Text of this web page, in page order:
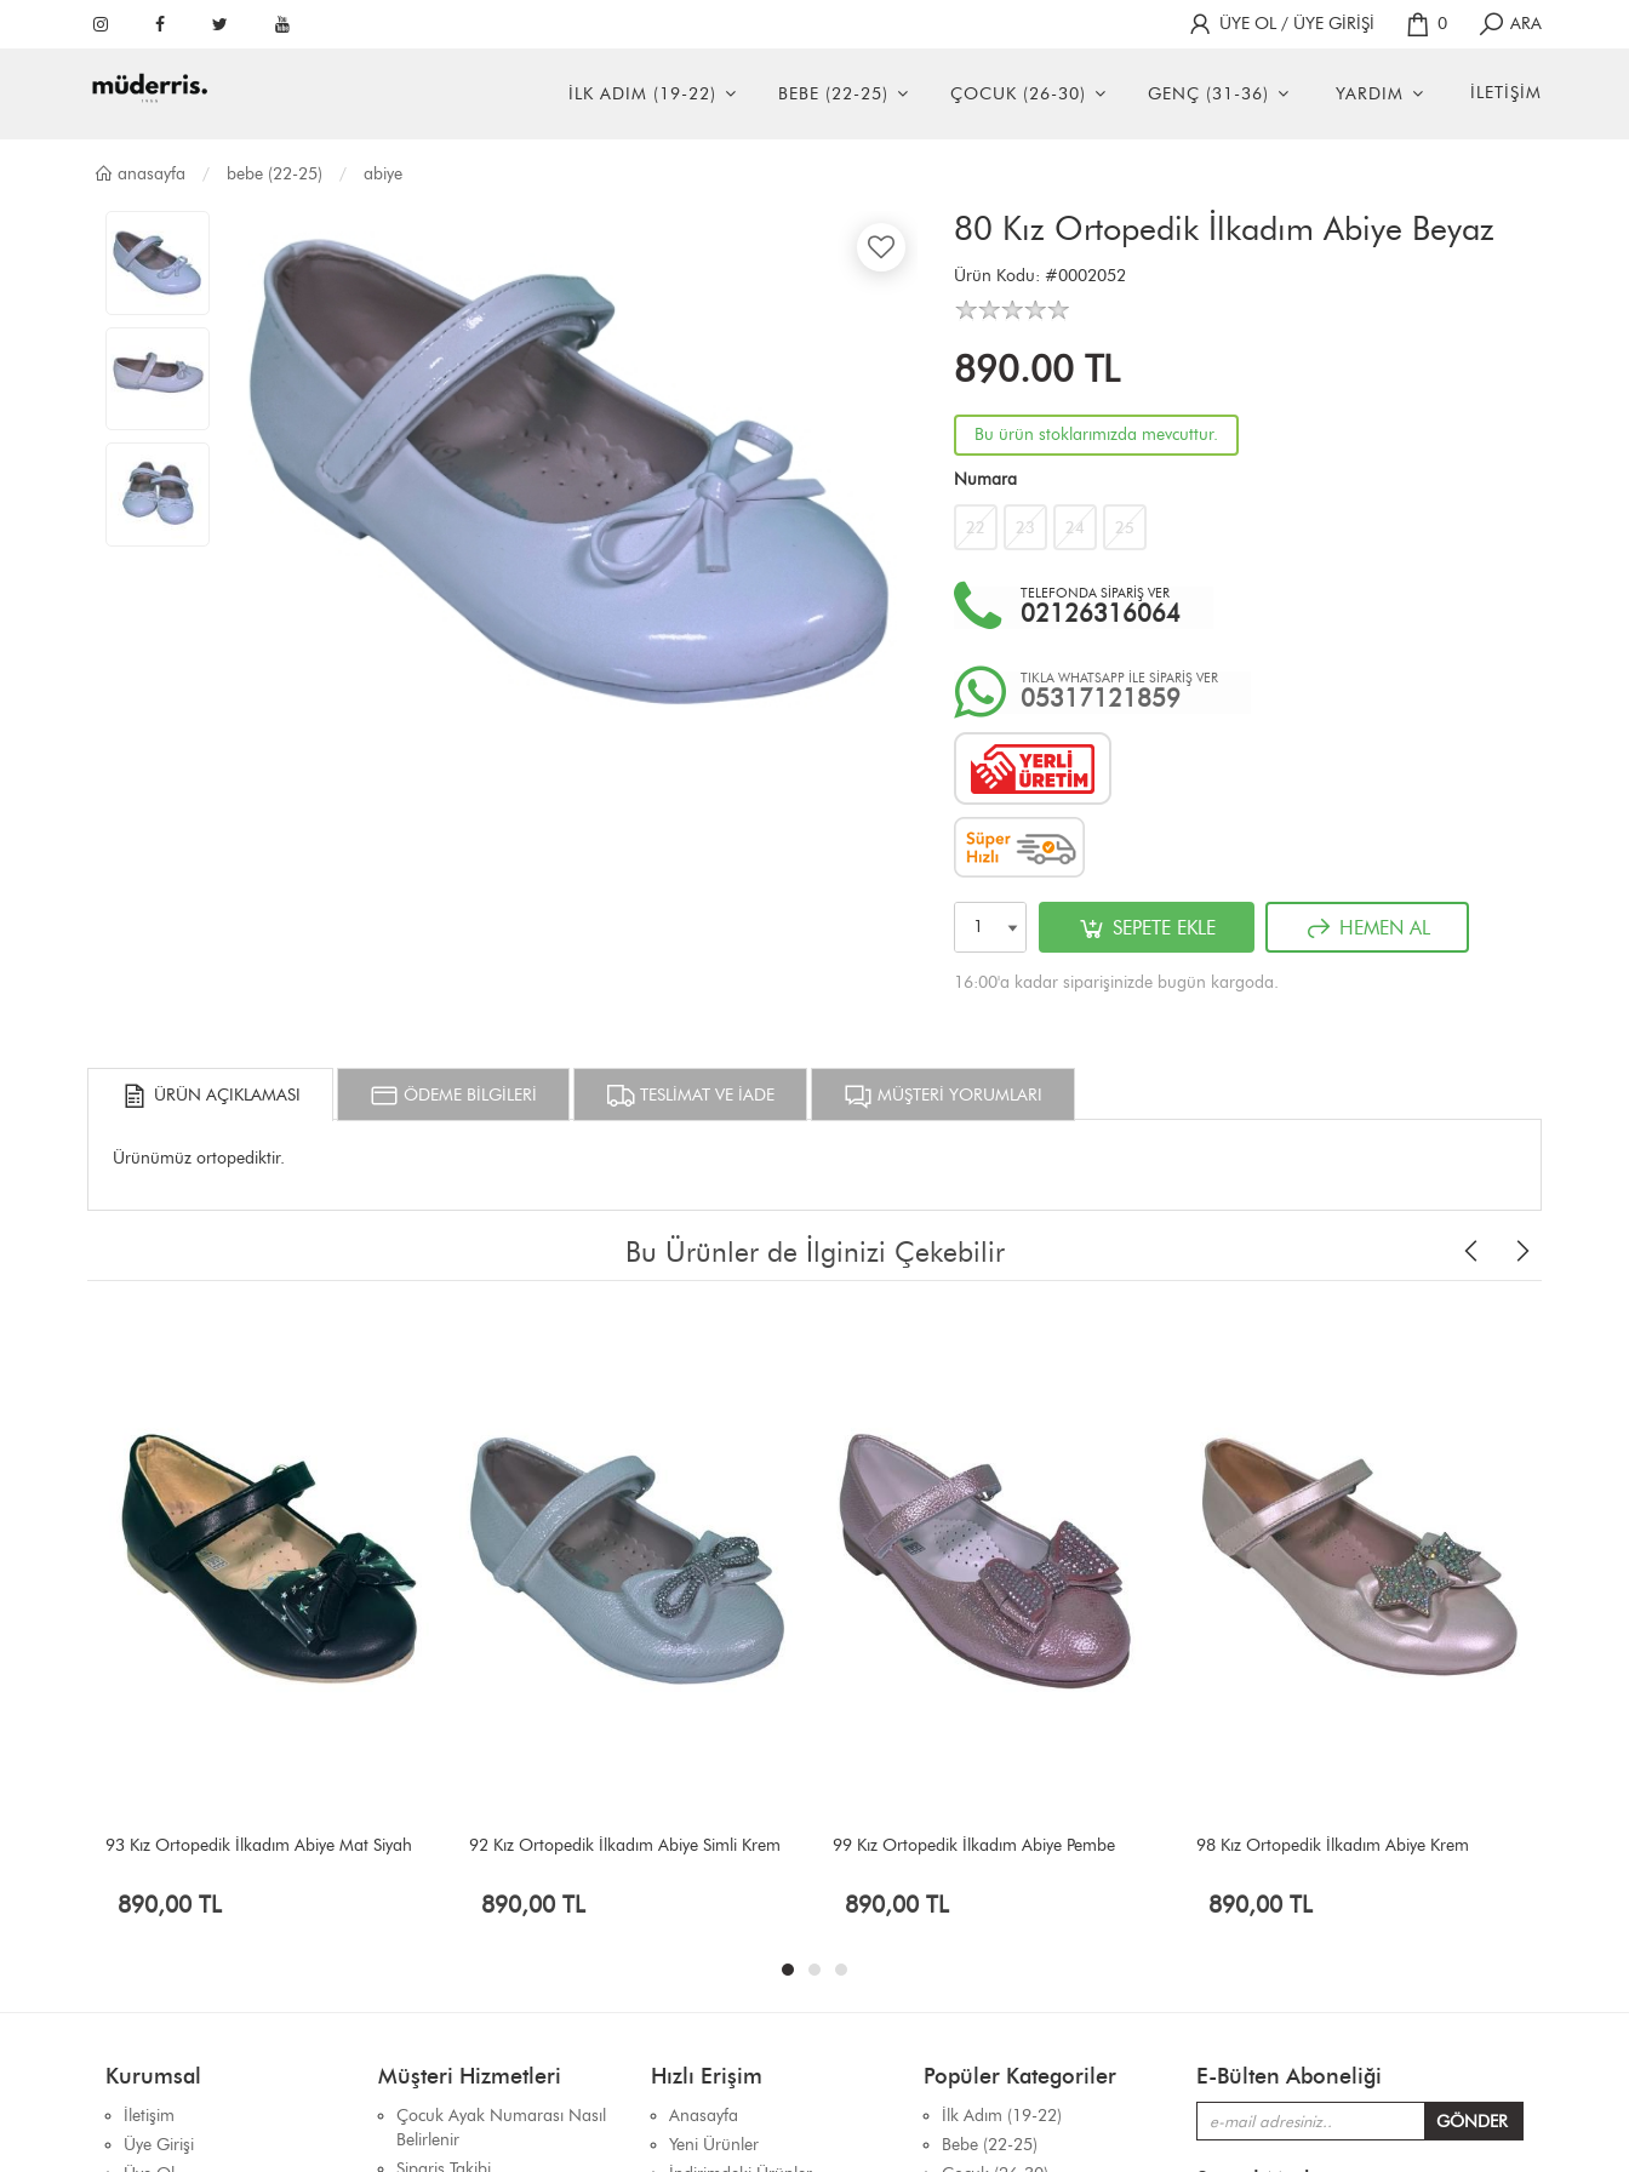
ÜYE OL / ÜYE GİRİŞİ 0 ARA
İLK ADIM (19-22) BEBE (22-25) ÇOCUK (26-30) GENÇ (31-36) YARDIM İLETİŞİM
anasayfa bebe (22-25) abiye
80 Kız Ortopedik İlkadım Abiye Beyaz
Ürün Kodu: #0002052
890.00 TL
Bu ürün stoklarımızda mevcuttur.
Numara
22 23 24 25
TELEFONDA SİPARİŞ VER
02126316064
TIKLA WHATSAPP İLE SİPARİŞ VER
05317121859
SEPETE EKLE HEMEN AL
16:00'a kadar siparişinizde bugün kargoda.
ÜRÜN AÇIKLAMASI ÖDEME BİLGİLERİ TESLİMAT VE İADE MÜŞTERİ YORUMLARI
Ürünümüz ortopediktir.
Bu Ürünler de İlginizi Çekebilir
93 Kız Ortopedik İlkadım Abiye Mat Siyah
890,00 TL
92 Kız Ortopedik İlkadım Abiye Simli Krem
890,00 TL
99 Kız Ortopedik İlkadım Abiye Pembe
890,00 TL
98 Kız Ortopedik İlkadım Abiye Krem
890,00 TL
Kurumsal
İletişim
Üye Girişi
Müşteri Hizmetleri
Çocuk Ayak Numarası Nasıl
Belirlenir
Hızlı Erişim
Anasayfa
Yeni Ürünler
Popüler Kategoriler
İlk Adım (19-22)
Bebe (22-25)
E-Bülten Aboneliği